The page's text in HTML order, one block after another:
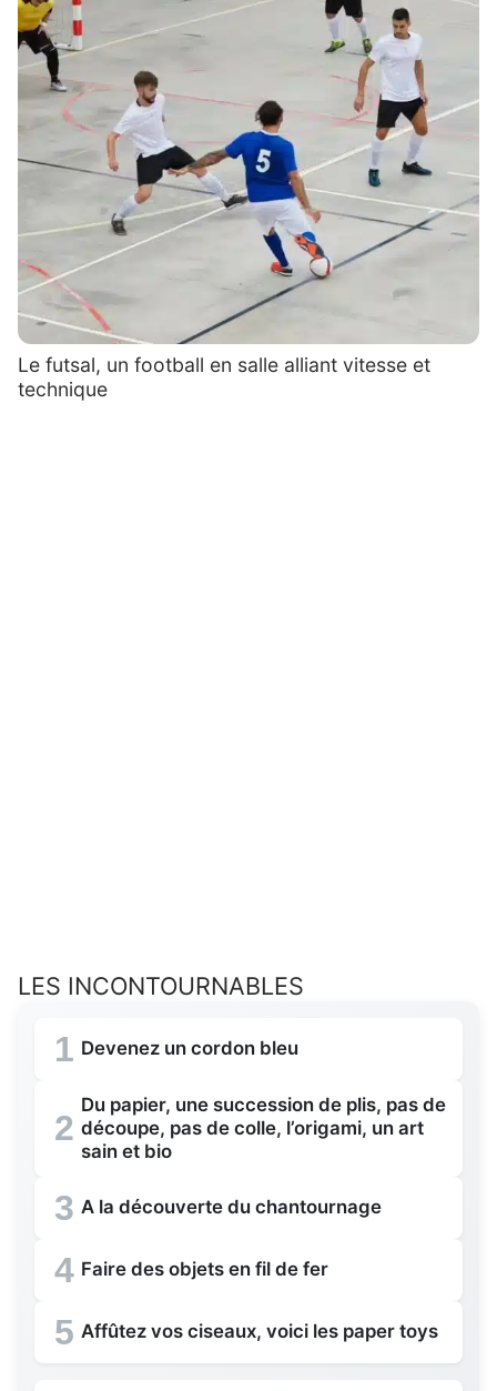
Le futsal, un football en salle alliant vitesse et
technique
LES INCONTOURNABLES
1 Devenez un cordon bleu
2
Du papier, une succession de plis, pas de
découpe, pas de colle, l’origami, un art
sain et bio
3 A la découverte du chantournage
4 Faire des objets en fil de fer
5 Affûtez vos ciseaux, voici les paper toys